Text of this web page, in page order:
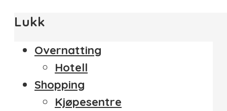
Lukk
Overnatting
Hotell
Shopping
Kjøpesentre